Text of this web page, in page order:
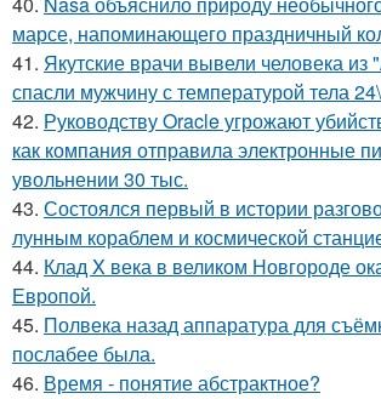
марсе, напоминающего праздничный
41. Якутские врачи вывели человека из
спасли мужчину с температурой тела
42. Руководству Oracle угрожают
как компания отправила электронные
увольнении 30 тыс.
43. Состоялся первый в истории
лунным кораблем и космической
44. Клад X века в великом Новгороде
Европой.
45. Полвека назад аппаратура для
послабее была.
46. Время - понятие абстрактное?